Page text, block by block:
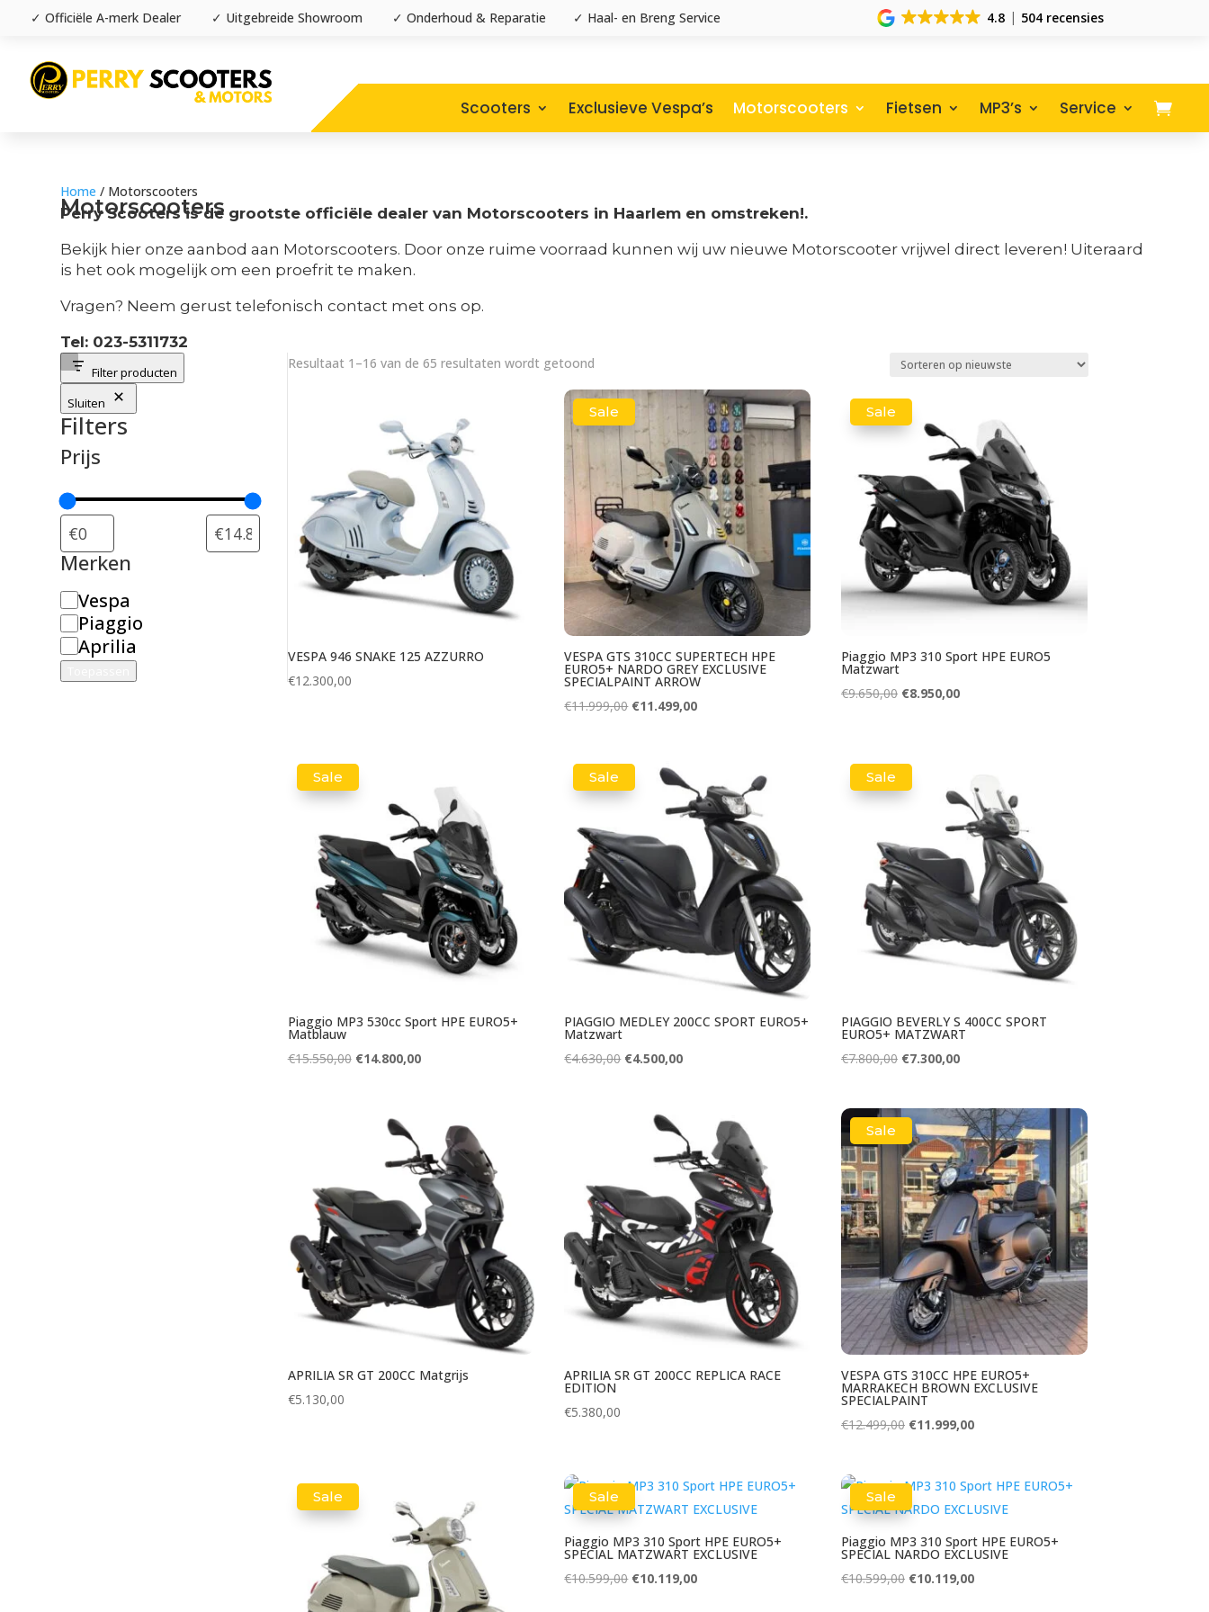
✓ Officiële A-merk Dealer ✓ Uitgebreide Showroom ✓ Onderhoud & Reparatie ✓ Haal- en Breng Service 4.8 504 recensies
Scooters Exclusieve Vespa’s Motorscooters Fietsen MP3’s Service
Home / Motorscooters
Motorscooters
Perry Scooters is de grootste officiële dealer van Motorscooters in Haarlem en omstreken!.
Bekijk hier onze aanbod aan Motorscooters. Door onze ruime voorraad kunnen wij uw nieuwe Motorscooter vrijwel direct leveren! Uiteraard
is het ook mogelijk om een proefrit te maken.
Vragen? Neem gerust telefonisch contact met ons op.
Tel: 023-5311732
Filter producten
Sluiten
Filters
Prijs
Merken
M
e
r
k
Vespa
Piaggio
Aprilia
Resultaat 1–16 van de 65 resultaten wordt getoondGesorteerd
nieuwste
VESPA 946 SNAKE 125 AZZURRO
€12.300,00
Sale
VESPA GTS 310CC SUPERTECH HPE
EURO5+ NARDO GREY EXCLUSIVE
SPECIALPAINT ARROW
€11.999,00 Oorspronkelijke
€11.999,00.
€11.499,00Huidige
€11.499,00.
Sale
Piaggio MP3 310 Sport HPE EURO5
Matzwart
€9.650,00 Oorspronkelijke
€9.650,00.
€8.950,00Huidige
Sale
Piaggio MP3 530cc Sport HPE EURO5+
Matblauw
€15.550,00 Oorspronkelijke
€15.550,00.
€14.800,00Huidige
€14.800,00.
Sale
PIAGGIO MEDLEY 200CC SPORT EURO5+
Matzwart
€4.630,00 Oorspronkelijke
€4.630,00.
€4.500,00Huidige
€4.500,00.
Sale
PIAGGIO BEVERLY S 400CC SPORT
EURO5+ MATZWART
€7.800,00 Oorspronkelijke
was:
€7.800,00.
€7.300,00Huidige
is:
€7.300,00.
APRILIA SR GT 200CC Matgrijs
€5.130,00
APRILIA SR GT 200CC REPLICA RACE
EDITION
€5.380,00
Sale
VESPA GTS 310CC HPE EURO5+
MARRAKECH BROWN EXCLUSIVE
SPECIALPAINT
€12.499,00 Oorspronkelijke
€12.499,00.
€11.999,00Huidige
€11.999,00.
Sale Sale
Piaggio MP3 310 Sport HPE EURO5+
SPECIAL MATZWART EXCLUSIVE
€10.599,00 Oorspronkelijke
€10.119,00Huidige
Sale
Piaggio MP3 310 Sport HPE EURO5+
SPECIAL NARDO EXCLUSIVE
€10.599,00 Oorspronkelijke
€10.119,00Huidige